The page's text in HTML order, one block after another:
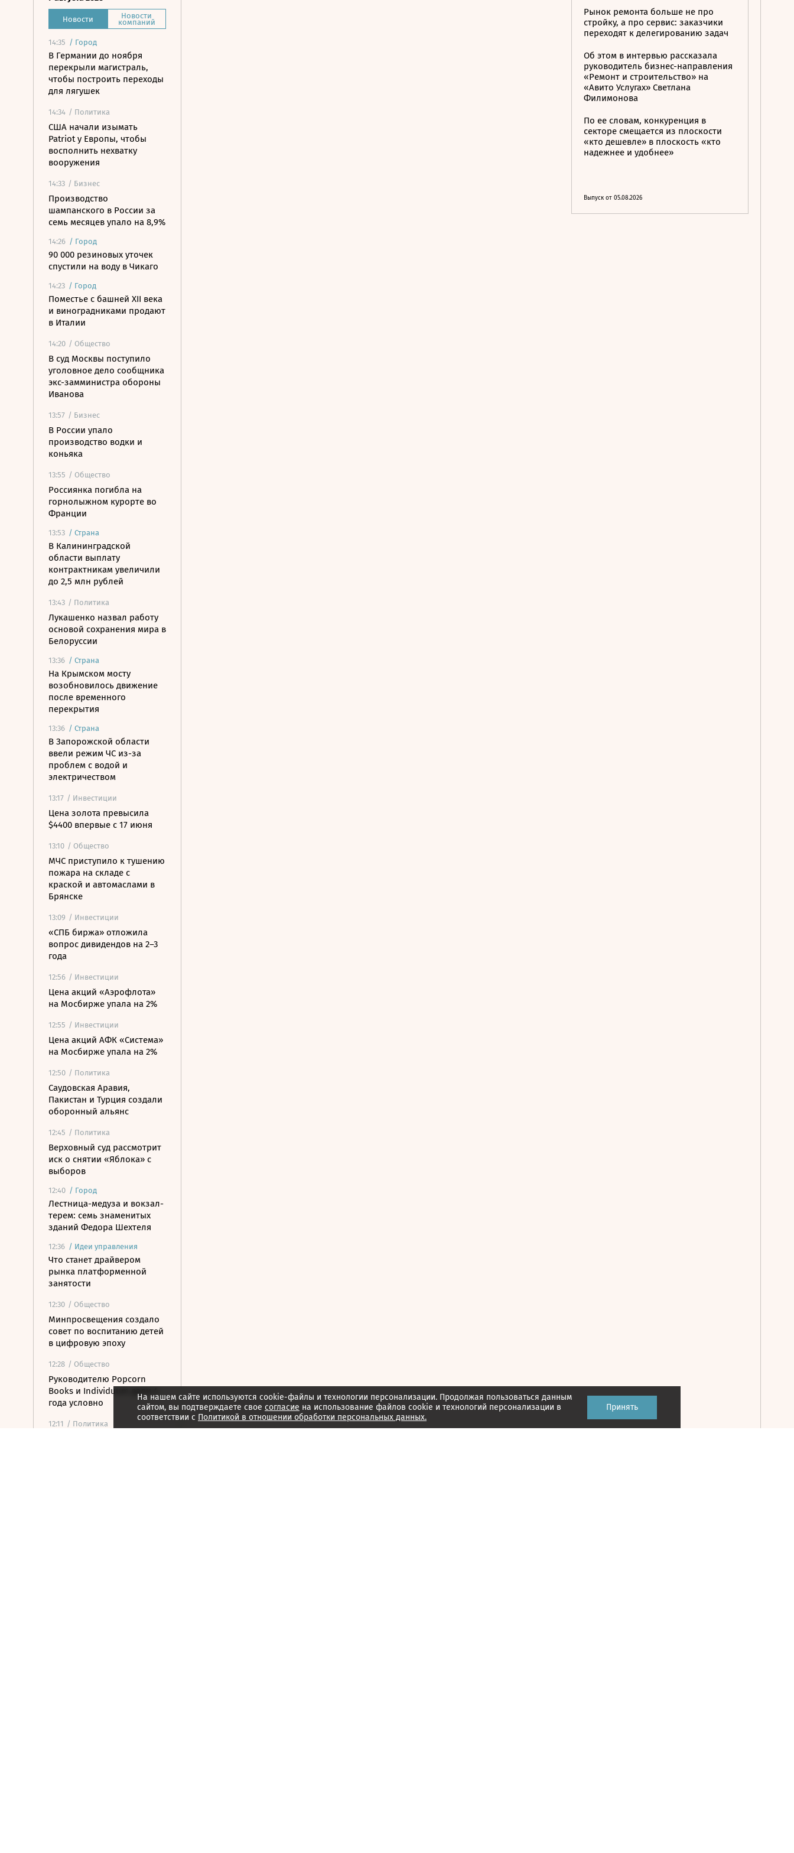
Новости Новости
компаний
14:35 / Город
В Германии до ноября
перекрыли магистраль,
чтобы построить переходы
для лягушек
14:34 / Политика
США начали изымать
Patriot у Европы, чтобы
восполнить нехватку
вооружения
14:33 / Бизнес
Производство
шампанского в России за
семь месяцев упало на 8,9%
14:26 / Город
90 000 резиновых уточек
спустили на воду в Чикаго
14:23 / Город
Поместье с башней XII века
и виноградниками продают
в Италии
14:20 / Общество
В суд Москвы поступило
уголовное дело сообщника
экс-замминистра обороны
Иванова
13:57 / Бизнес
В России упало
производство водки и
коньяка
13:55 / Общество
Россиянка погибла на
горнолыжном курорте во
Франции
13:53 / Страна
В Калининградской
области выплату
контрактникам увеличили
до 2,5 млн рублей
13:43 / Политика
Лукашенко назвал работу
основой сохранения мира в
Белоруссии
13:36 / Страна
На Крымском мосту
возобновилось движение
после временного
перекрытия
13:36 / Страна
В Запорожской области
ввели режим ЧС из-за
проблем с водой и
электричеством
13:17 / Инвестиции
Цена золота превысила
$4400 впервые с 17 июня
13:10 / Общество
МЧС приступило к тушению
пожара на складе с
краской и автомаслами в
Брянске
13:09 / Инвестиции
«СПБ биржа» отложила
вопрос дивидендов на 2–3
года
12:56 / Инвестиции
Цена акций «Аэрофлота»
на Мосбирже упала на 2%
12:55 / Инвестиции
Цена акций АФК «Система»
на Мосбирже упала на 2%
12:50 / Политика
Саудовская Аравия,
Пакистан и Турция создали
оборонный альянс
12:45 / Политика
Верховный суд рассмотрит
иск о снятии «Яблока» с
выборов
12:40 / Город
Лестница-медуза и вокзал-
терем: семь знаменитых
зданий Федора Шехтеля
12:36 / Идеи управления
Что станет драйвером
рынка платформенной
занятости
12:30 / Общество
Минпросвещения создало
совет по воспитанию детей
в цифровую эпоху
12:28 / Общество
Руководителю Popcorn
Books и Individuum дали 4
года условно
12:11 / Политика
Рынок ремонта больше не про
стройку, а про сервис: заказчики
переходят к делегированию задач
Об этом в интервью рассказала
руководитель бизнес-направления
«Ремонт и строительство» на
«Авито Услугах» Светлана
Филимонова
По ее словам, конкуренция в
секторе смещается из плоскости
«кто дешевле» в плоскость «кто
надежнее и удобнее»
Выпуск от 05.08.2026
На нашем сайте используются cookie-файлы и технологии персонализации. Продолжая пользоваться данным
сайтом, вы подтверждаете свое согласие на использование файлов cookie и технологий персонализации в
соответствии с Политикой в отношении обработки персональных данных.
Принять